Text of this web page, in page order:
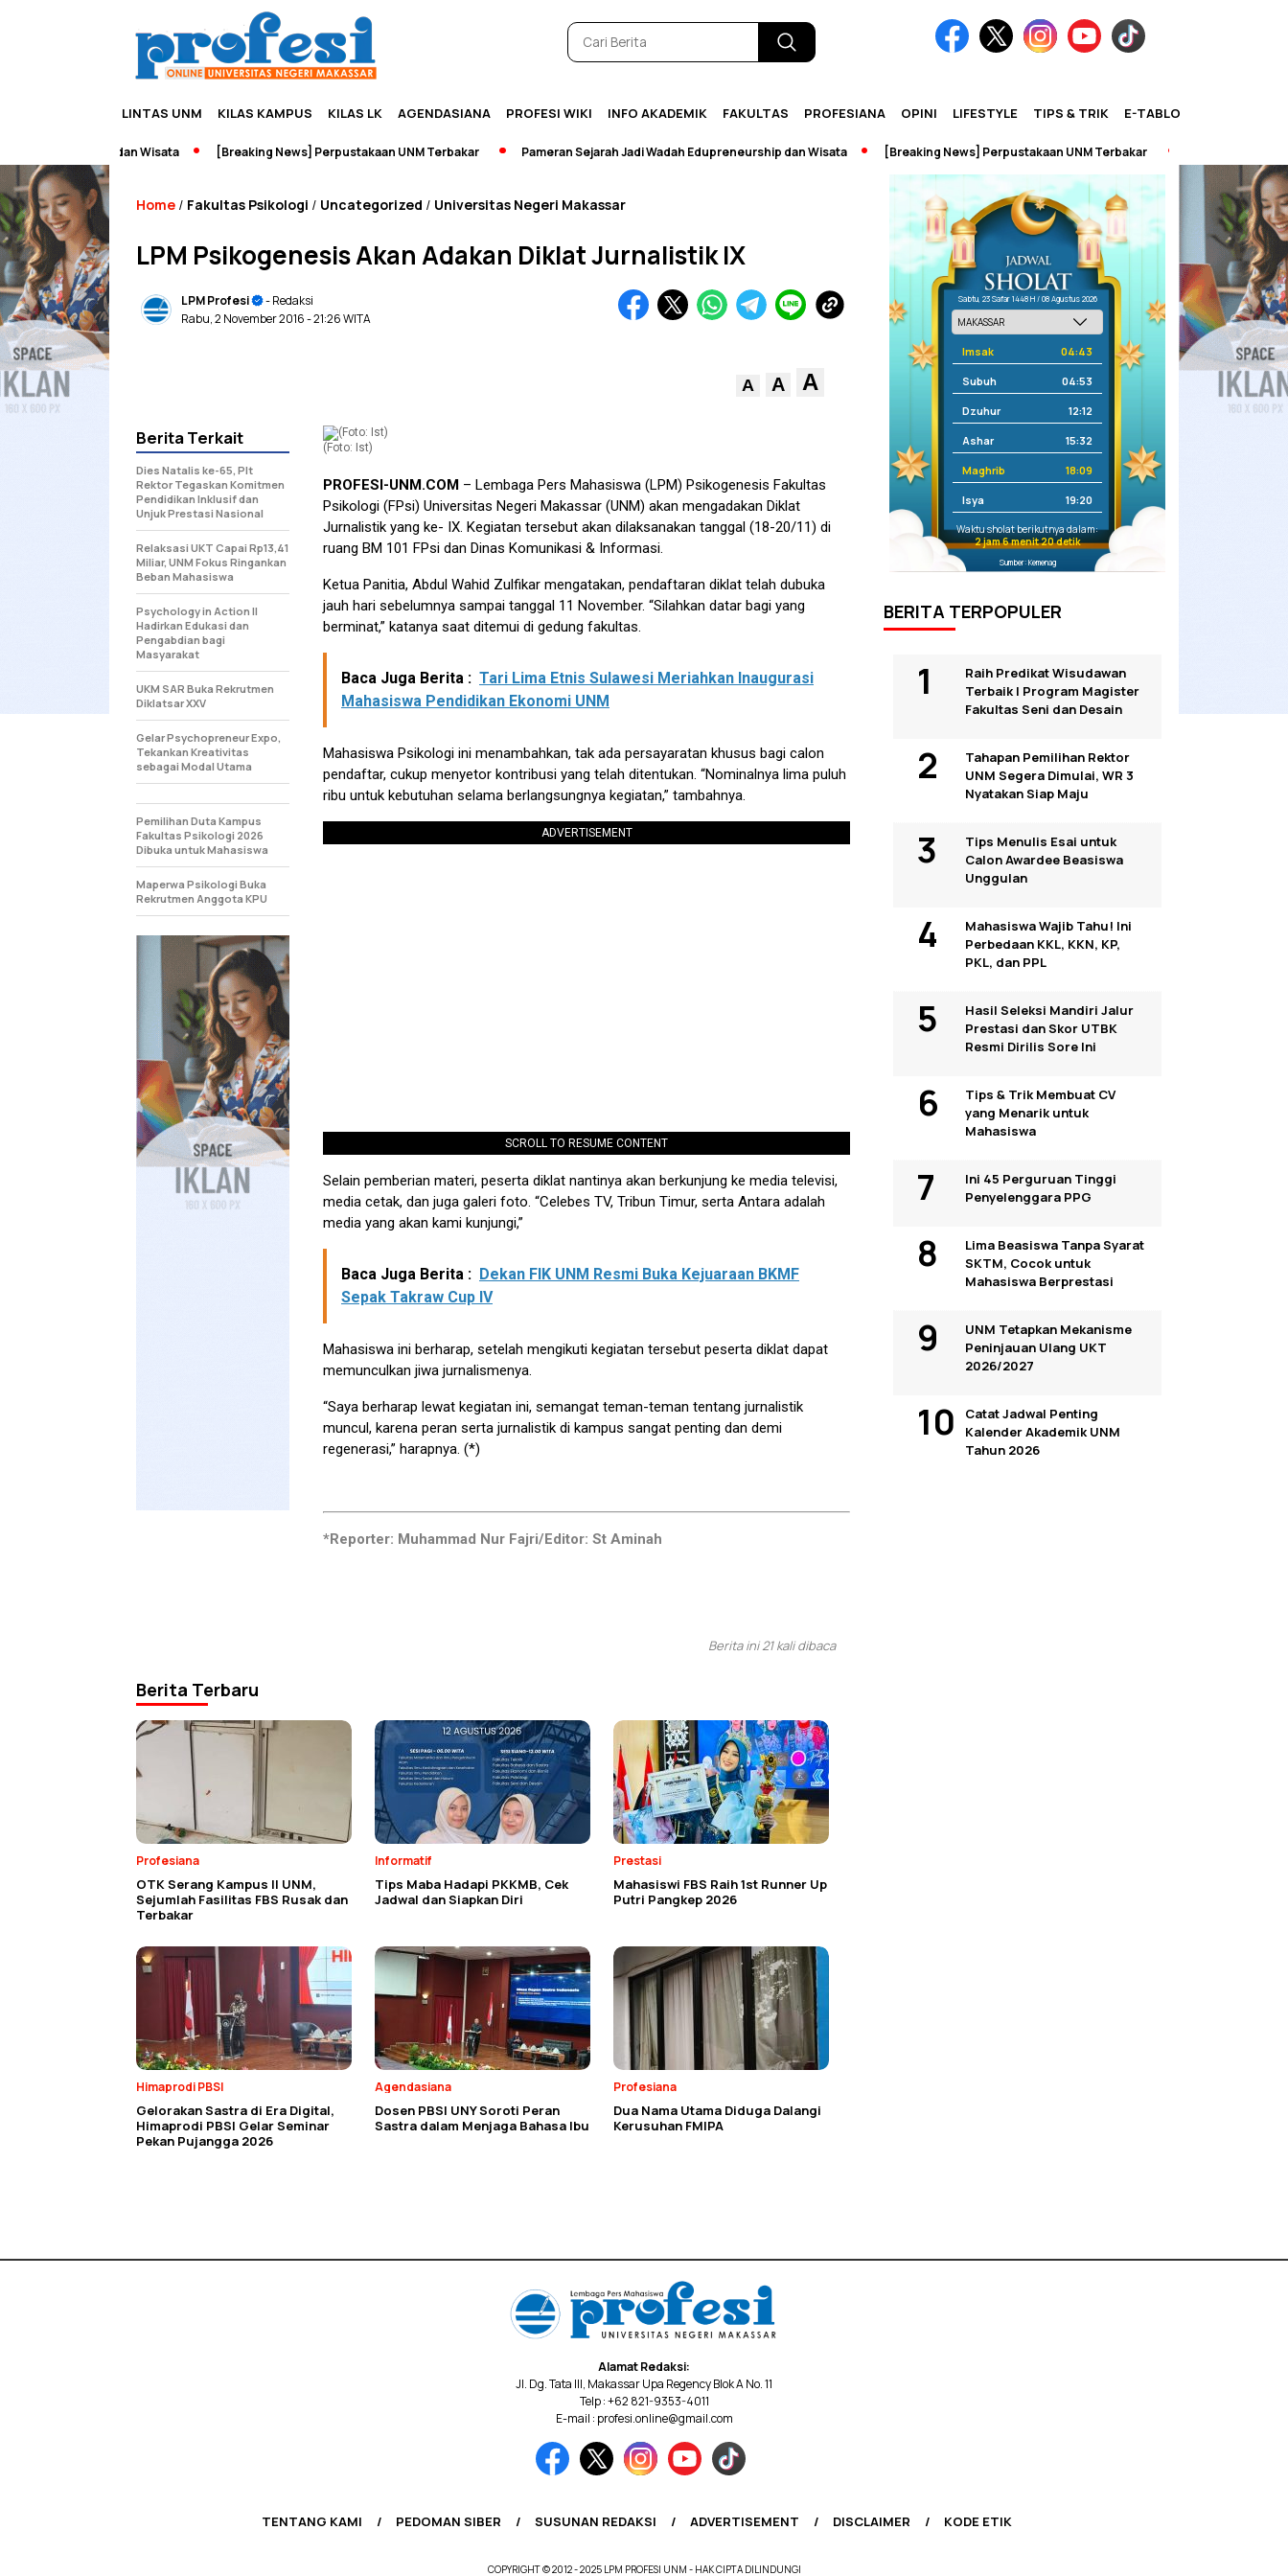
LINTAS UNM KILAS KAMPUS KILAS LK AGENDASIANA PROFESI WIKI INFO AKADEMIK FAKULTAS PROFESIANA OPINI LIFESTYLE TIPS & TRIK E-TABLOID
dan Wisata [Breaking News] Perpustakaan UNM Terbakar Pameran Sejarah Jadi Wadah Edupreneurship dan Wisata [Breaking News] Perpustakaan UNM Terbakar
Home / Fakultas Psikologi / Uncategorized / Universitas Negeri Makassar
LPM Psikogenesis Akan Adakan Diklat Jurnalistik IX
LPM Profesi
- Redaksi
Rabu, 2 November 2016- 21:26 WITA
A A A
(Foto: Ist)
PROFESI-UNM.COM – Lembaga Pers Mahasiswa (LPM) Psikogenesis Fakultas
Psikologi (FPsi) Universitas Negeri Makassar (UNM) akan mengadakan Diklat
Jurnalistik yang ke- IX. Kegiatan tersebut akan dilaksanakan tanggal (18-20/11) di
ruang BM 101 FPsi dan Dinas Komunikasi & Informasi.
Ketua Panitia, Abdul Wahid Zulfikar mengatakan, pendaftaran diklat telah dubuka
jauh hari sebelumnya sampai tanggal 11 November. “Silahkan datar bagi yang
berminat,” katanya saat ditemui di gedung fakultas.
Baca Juga Berita : Tari Lima Etnis Sulawesi Meriahkan Inaugurasi
Mahasiswa Pendidikan Ekonomi UNM
Mahasiswa Psikologi ini menambahkan, tak ada persayaratan khusus bagi calon
pendaftar, cukup menyetor kontribusi yang telah ditentukan. “Nominalnya lima puluh
ribu untuk kebutuhan selama berlangsungnya kegiatan,” tambahnya.
ADVERTISEMENT
SCROLL TO RESUME CONTENT
Selain pemberian materi, peserta diklat nantinya akan berkunjung ke media televisi,
media cetak, dan juga galeri foto. “Celebes TV, Tribun Timur, serta Antara adalah
media yang akan kami kunjungi,”
Baca Juga Berita : Dekan FIK UNM Resmi Buka Kejuaraan BKMF
Sepak Takraw Cup IV
Mahasiswa ini berharap, setelah mengikuti kegiatan tersebut peserta diklat dapat
memunculkan jiwa jurnalismenya.
“Saya berharap lewat kegiatan ini, semangat teman-teman tentang jurnalistik
muncul, karena peran serta jurnalistik di kampus sangat penting dan demi
regenerasi,” harapnya. (*)
*Reporter: Muhammad Nur Fajri/Editor: St Aminah
Berita Terkait
Dies Natalis ke-65, Plt
Rektor Tegaskan Komitmen
Pendidikan Inklusif dan
Unjuk Prestasi Nasional
Relaksasi UKT Capai Rp13,41
Miliar, UNM Fokus Ringankan
Beban Mahasiswa
Psychology in Action II
Hadirkan Edukasi dan
Pengabdian bagi
Masyarakat
UKM SAR Buka Rekrutmen
Diklatsar XXV
Gelar Psychopreneur Expo,
Tekankan Kreativitas
sebagai Modal Utama
Pemilihan Duta Kampus
Fakultas Psikologi 2026
Dibuka untuk Mahasiswa
Maperwa Psikologi Buka
Rekrutmen Anggota KPU
Berita ini 21 kali dibaca
Berita Terbaru
Profesiana
OTK Serang Kampus II UNM,
Sejumlah Fasilitas FBS Rusak dan
Terbakar
Informatif
Tips Maba Hadapi PKKMB, Cek
Jadwal dan Siapkan Diri
Prestasi
Mahasiswi FBS Raih 1st Runner Up
Putri Pangkep 2026
Himaprodi PBSI
Gelorakan Sastra di Era Digital,
Himaprodi PBSI Gelar Seminar
Pekan Pujangga 2026
Agendasiana
Dosen PBSI UNY Soroti Peran
Sastra dalam Menjaga Bahasa Ibu
Profesiana
Dua Nama Utama Diduga Dalangi
Kerusuhan FMIPA
Sabtu, 23 Safar 1448 H / 08 Agustus 2026
Imsak 04:43
Subuh 04:53
Dzuhur 12:12
Ashar 15:32
Maghrib 18:09
Isya 19:20
Waktu sholat berikutnya dalam:
2 jam 6 menit 19 detik
Sumber: Kemenag
BERITA TERPOPULER
Raih Predikat Wisudawan
Terbaik I Program Magister
Fakultas Seni dan Desain
Tahapan Pemilihan Rektor
UNM Segera Dimulai, WR 3
Nyatakan Siap Maju
Tips Menulis Esai untuk
Calon Awardee Beasiswa
Unggulan
Mahasiswa Wajib Tahu! Ini
Perbedaan KKL, KKN, KP,
PKL, dan PPL
Hasil Seleksi Mandiri Jalur
Prestasi dan Skor UTBK
Resmi Dirilis Sore Ini
Tips & Trik Membuat CV
yang Menarik untuk
Mahasiswa
Ini 45 Perguruan Tinggi
Penyelenggara PPG
Lima Beasiswa Tanpa Syarat
SKTM, Cocok untuk
Mahasiswa Berprestasi
UNM Tetapkan Mekanisme
Peninjauan Ulang UKT
2026/2027
Catat Jadwal Penting
Kalender Akademik UNM
Tahun 2026
Alamat Redaksi:
Jl. Dg. Tata III, Makassar Upa Regency Blok A No. 11
Telp : +62 821-9353-4011
E-mail : profesi.online@gmail.com
TENTANG KAMI PEDOMAN SIBER SUSUNAN REDAKSI ADVERTISEMENT DISCLAIMER KODE ETIK
COPYRIGHT © 2012 - 2025 LPM PROFESI UNM - HAK CIPTA DILINDUNGI